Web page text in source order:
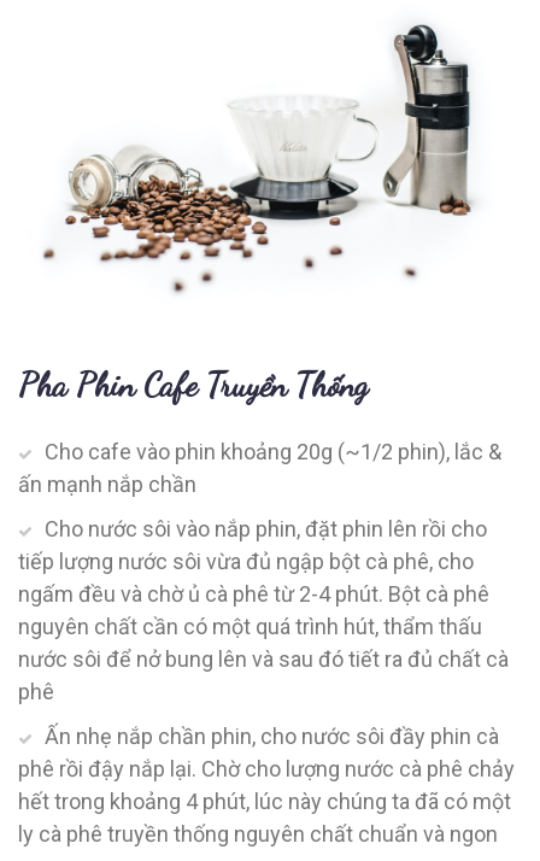
Pha Phin Cafe Truyền Thống
Cho cafe vào phin khoảng 20g (~1/2 phin), lắc &
ấn mạnh nắp chần
Cho nước sôi vào nắp phin, đặt phin lên rồi cho
tiếp lượng nước sôi vừa đủ ngập bột cà phê, cho
ngấm đều và chờ ủ cà phê từ 2-4 phút. Bột cà phê
nguyên chất cần có một quá trình hút, thẩm thấu
nước sôi để nở bung lên và sau đó tiết ra đủ chất cà
phê
Ấn nhẹ nắp chần phin, cho nước sôi đầy phin cà
phê rồi đậy nắp lại. Chờ cho lượng nước cà phê chảy
hết trong khoảng 4 phút, lúc này chúng ta đã có một
ly cà phê truyền thống nguyên chất chuẩn và ngon